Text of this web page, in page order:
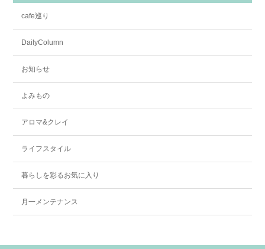
cafe巡り
DailyColumn
お知らせ
よみもの
アロマ&クレイ
ライフスタイル
暮らしを彩るお気に入り
月一メンテナンス